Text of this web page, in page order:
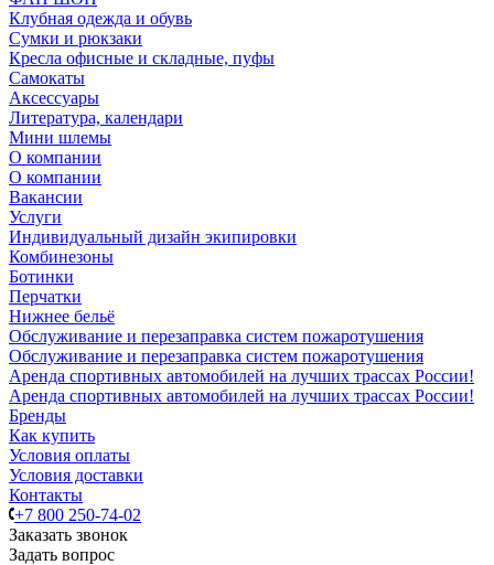
Клубная одежда и обувь
Сумки и рюкзаки
Кресла офисные и складные, пуфы
Самокаты
Аксессуары
Литература, календари
Мини шлемы
О компании
О компании
Вакансии
Услуги
Индивидуальный дизайн экипировки
Комбинезоны
Ботинки
Перчатки
Нижнее бельё
Обслуживание и перезаправка систем пожаротушения
Обслуживание и перезаправка систем пожаротушения
Аренда спортивных автомобилей на лучших трассах России!
Аренда спортивных автомобилей на лучших трассах России!
Бренды
Как купить
Условия оплаты
Условия доставки
Контакты
+7 800 250-74-02
Заказать звонок
Задать вопрос